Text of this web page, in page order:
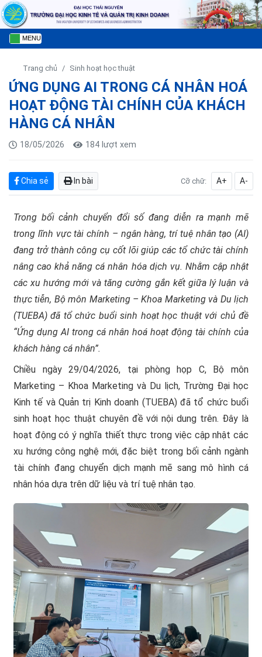
MENU
Trang chủ Sinh hoạt học thuật
ỨNG DỤNG AI TRONG CÁ NHÂN HOÁ
HOẠT ĐỘNG TÀI CHÍNH CỦA KHÁCH
HÀNG CÁ NHÂN
18/05/2026 184 lượt xem
Chia sẻ In bài Cỡ chữ: A+ A-
Trong bối cảnh chuyển đổi số đang diễn ra mạnh mẽ
trong lĩnh vực tài chính – ngân hàng, trí tuệ nhân tạo (AI)
đang trở thành công cụ cốt lõi giúp các tổ chức tài chính
nâng cao khả năng cá nhân hóa dịch vụ. Nhằm cập nhật
các xu hướng mới và tăng cường gắn kết giữa lý luận và
thực tiễn, Bộ môn Marketing – Khoa Marketing và Du lịch
(TUEBA) đã tổ chức buổi sinh hoạt học thuật với chủ đề
“Ứng dụng AI trong cá nhân hoá hoạt động tài chính của
khách hàng cá nhân”.
Chiều ngày 29/04/2026, tại phòng họp C, Bộ môn
Marketing – Khoa Marketing và Du lịch, Trường Đại học
Kinh tế và Quản trị Kinh doanh (TUEBA) đã tổ chức buổi
sinh hoạt học thuật chuyên đề với nội dung trên. Đây là
hoạt động có ý nghĩa thiết thực trong việc cập nhật các
xu hướng công nghệ mới, đặc biệt trong bối cảnh ngành
tài chính đang chuyển dịch mạnh mẽ sang mô hình cá
nhân hóa dựa trên dữ liệu và trí tuệ nhân tạo.